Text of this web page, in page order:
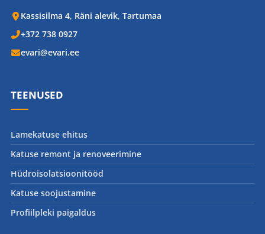
Kassisilma 4, Räni alevik, Tartumaa
+372 738 0927
evari@evari.ee
TEENUSED
Lamekatuse ehitus
Katuse remont ja renoveerimine
Hüdroisolatsioonitööd
Katuse soojustamine
Profiilpleki paigaldus